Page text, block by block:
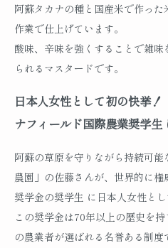
阿蘇タカナの種と国産米で作っ
作業で仕上げています。
酸味、辛味を強くすることで雑
られるマスタードです。
日本人女性として初の快挙！
ナフィールド国際農業奨学生
阿蘇の草原を守りながら持続可
農園」の佐藤さんが、世界的に
奨学金の奨学生 に日本人女性とし
この奨学金は70年以上の歴史を
の農業者が選ばれる名誉ある制